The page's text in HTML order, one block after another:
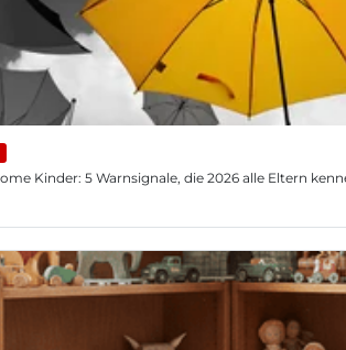
Kinder: 5 Warnsignale, die 2026 alle Eltern